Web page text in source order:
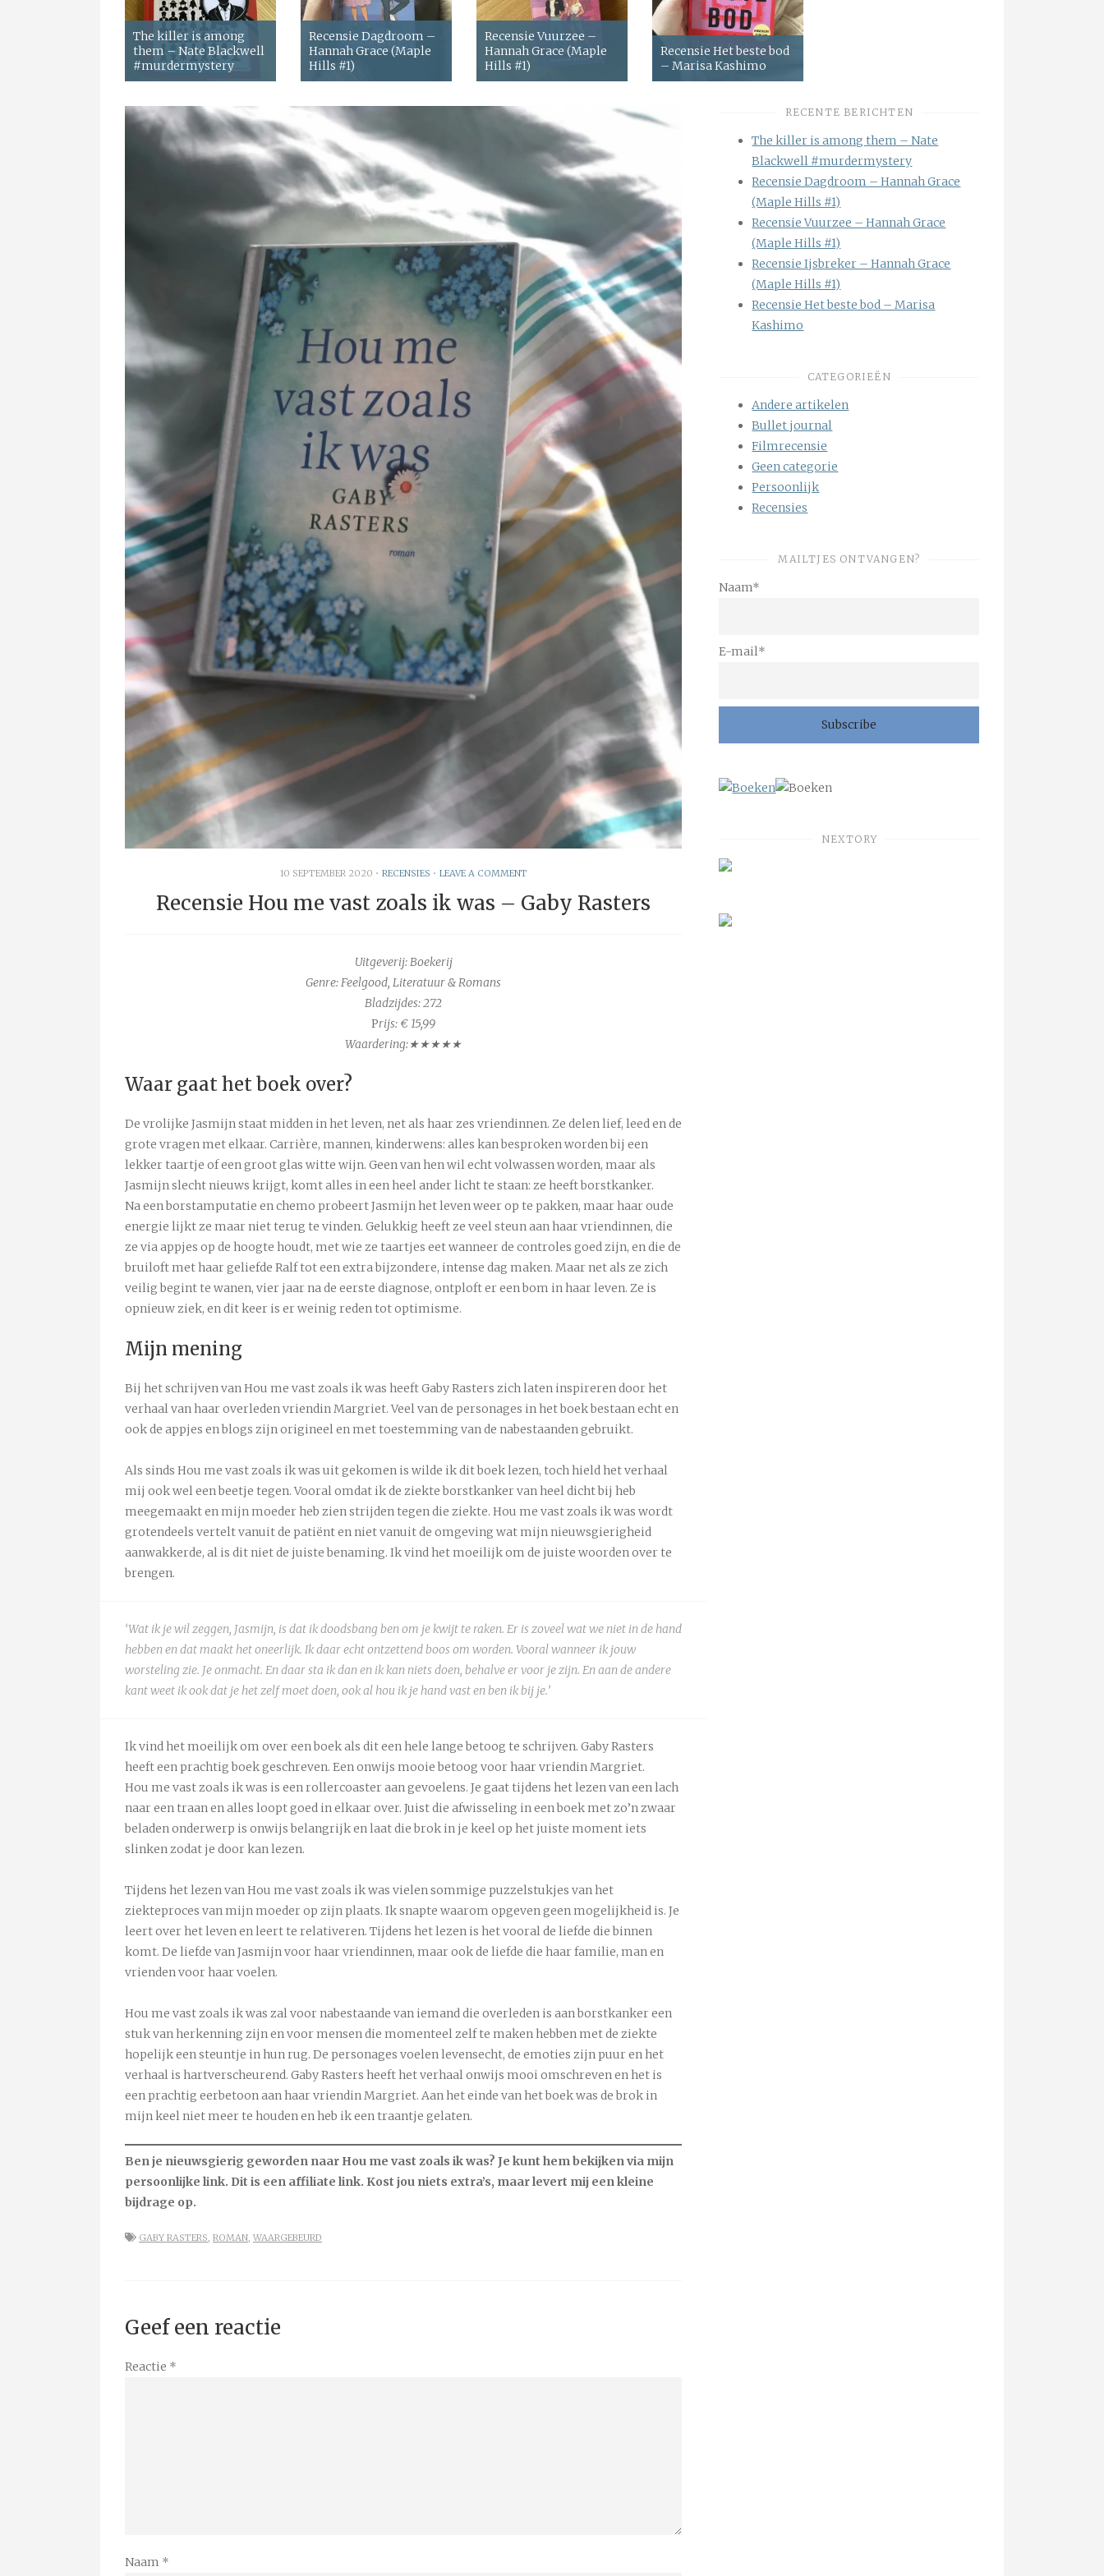
The killer is among
them – Nate Blackwell
#murdermystery
Recensie Dagdroom –
Hannah Grace (Maple
Hills #1)
Recensie Vuurzee –
Hannah Grace (Maple
Hills #1)
Recensie Het beste bod
– Marisa Kashimo
10 SEPTEMBER 2020 • RECENSIES • LEAVE A COMMENT
Recensie Hou me vast zoals ik was – Gaby Rasters
Uitgeverij: Boekerij
Genre: Feelgood, Literatuur & Romans
Bladzijdes: 272
Prijs: € 15,99
Waardering:★★★★★
Waar gaat het boek over?
De vrolijke Jasmijn staat midden in het leven, net als haar zes vriendinnen. Ze delen lief, leed en de
grote vragen met elkaar. Carrière, mannen, kinderwens: alles kan besproken worden bij een
lekker taartje of een groot glas witte wijn. Geen van hen wil echt volwassen worden, maar als
Jasmijn slecht nieuws krijgt, komt alles in een heel ander licht te staan: ze heeft borstkanker.
Na een borstamputatie en chemo probeert Jasmijn het leven weer op te pakken, maar haar oude
energie lijkt ze maar niet terug te vinden. Gelukkig heeft ze veel steun aan haar vriendinnen, die
ze via appjes op de hoogte houdt, met wie ze taartjes eet wanneer de controles goed zijn, en die de
bruiloft met haar geliefde Ralf tot een extra bijzondere, intense dag maken. Maar net als ze zich
veilig begint te wanen, vier jaar na de eerste diagnose, ontploft er een bom in haar leven. Ze is
opnieuw ziek, en dit keer is er weinig reden tot optimisme.
Mijn mening
Bij het schrijven van Hou me vast zoals ik was heeft Gaby Rasters zich laten inspireren door het
verhaal van haar overleden vriendin Margriet. Veel van de personages in het boek bestaan echt en
ook de appjes en blogs zijn origineel en met toestemming van de nabestaanden gebruikt.
Als sinds Hou me vast zoals ik was uit gekomen is wilde ik dit boek lezen, toch hield het verhaal
mij ook wel een beetje tegen. Vooral omdat ik de ziekte borstkanker van heel dicht bij heb
meegemaakt en mijn moeder heb zien strijden tegen die ziekte. Hou me vast zoals ik was wordt
grotendeels vertelt vanuit de patiënt en niet vanuit de omgeving wat mijn nieuwsgierigheid
aanwakkerde, al is dit niet de juiste benaming. Ik vind het moeilijk om de juiste woorden over te
brengen.
‘Wat ik je wil zeggen, Jasmijn, is dat ik doodsbang ben om je kwijt te raken. Er is zoveel wat we niet in de hand
hebben en dat maakt het oneerlijk. Ik daar echt ontzettend boos om worden. Vooral wanneer ik jouw
worsteling zie. Je onmacht. En daar sta ik dan en ik kan niets doen, behalve er voor je zijn. En aan de andere
kant weet ik ook dat je het zelf moet doen, ook al hou ik je hand vast en ben ik bij je.’
Ik vind het moeilijk om over een boek als dit een hele lange betoog te schrijven. Gaby Rasters
heeft een prachtig boek geschreven. Een onwijs mooie betoog voor haar vriendin Margriet.
Hou me vast zoals ik was is een rollercoaster aan gevoelens. Je gaat tijdens het lezen van een lach
naar een traan en alles loopt goed in elkaar over. Juist die afwisseling in een boek met zo’n zwaar
beladen onderwerp is onwijs belangrijk en laat die brok in je keel op het juiste moment iets
slinken zodat je door kan lezen.
Tijdens het lezen van Hou me vast zoals ik was vielen sommige puzzelstukjes van het
ziekteproces van mijn moeder op zijn plaats. Ik snapte waarom opgeven geen mogelijkheid is. Je
leert over het leven en leert te relativeren. Tijdens het lezen is het vooral de liefde die binnen
komt. De liefde van Jasmijn voor haar vriendinnen, maar ook de liefde die haar familie, man en
vrienden voor haar voelen.
Hou me vast zoals ik was zal voor nabestaande van iemand die overleden is aan borstkanker een
stuk van herkenning zijn en voor mensen die momenteel zelf te maken hebben met de ziekte
hopelijk een steuntje in hun rug. De personages voelen levensecht, de emoties zijn puur en het
verhaal is hartverscheurend. Gaby Rasters heeft het verhaal onwijs mooi omschreven en het is
een prachtig eerbetoon aan haar vriendin Margriet. Aan het einde van het boek was de brok in
mijn keel niet meer te houden en heb ik een traantje gelaten.
Ben je nieuwsgierig geworden naar Hou me vast zoals ik was? Je kunt hem bekijken via mijn
persoonlijke link. Dit is een affiliate link. Kost jou niets extra’s, maar levert mij een kleine
bijdrage op.
GABY RASTERS, ROMAN, WAARGEBEURD
Geef een reactie
Reactie *
Naam *
RECENTE BERICHTEN
The killer is among them – Nate
Blackwell #murdermystery
Recensie Dagdroom – Hannah Grace
(Maple Hills #1)
Recensie Vuurzee – Hannah Grace
(Maple Hills #1)
Recensie Ijsbreker – Hannah Grace
(Maple Hills #1)
Recensie Het beste bod – Marisa
Kashimo
CATEGORIEËN
Andere artikelen
Bullet journal
Filmrecensie
Geen categorie
Persoonlijk
Recensies
MAILTJES ONTVANGEN?
Naam*
E-mail*
NEXTORY